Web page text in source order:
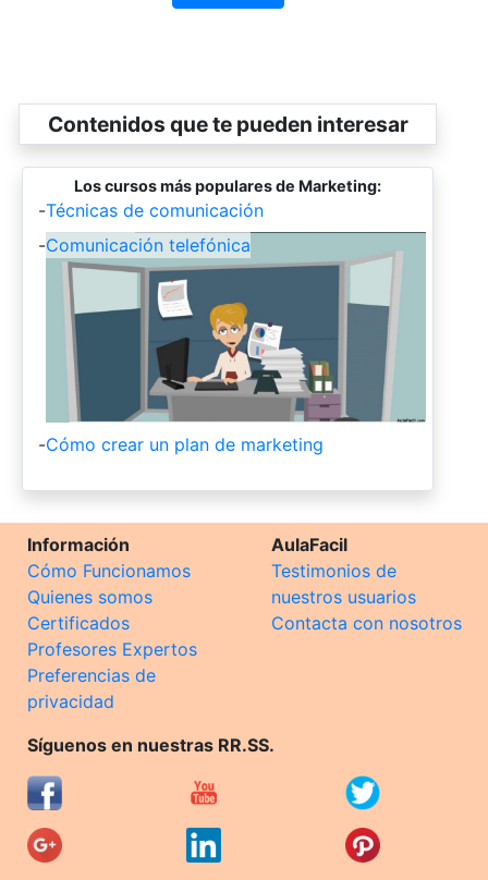
Contenidos que te pueden interesar
Los cursos más populares de Marketing:
-Técnicas de comunicación
-Comunicación telefónica
-Cómo crear un plan de marketing
Información
Cómo Funcionamos
Quienes somos
Certificados
Profesores Expertos
Preferencias de
privacidad
AulaFacil
Testimonios de
nuestros usuarios
Contacta con nosotros
Síguenos en nuestras RR.SS.